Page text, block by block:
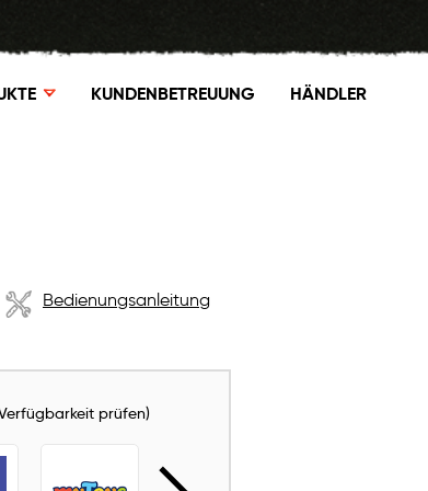
KUNDENBETREUUNG HÄNDLER
Bedienungsanleitung
prüfen)